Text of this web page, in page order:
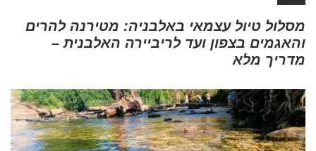
מסלול טיול עצמאי באלבניה: מטירנה להרים
והאגמים בצפון ועד לריביירה האלבנית –
מדריך מלא